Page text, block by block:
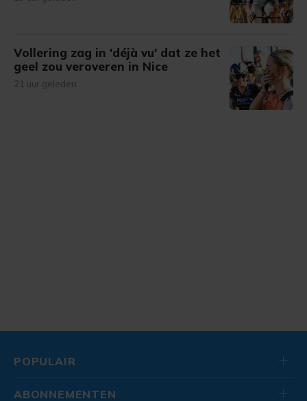
Vollering zag in 'déjà vu' dat ze het
geel zou veroveren in Nice
21 uur geleden
POPULAIR
ABONNEMENTEN